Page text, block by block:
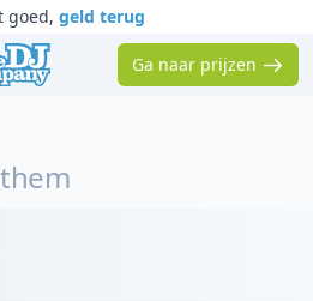
goed, geld terug
Ga naar prijzen